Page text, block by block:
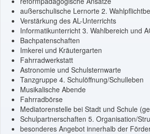
außerschulische Lernorte 2.
Verstärkung des AL-Unterrichts
Informatikunterricht 3. Wahlbereich und
Bachpatenschaften
Imkerei und Kräutergarten
Fahrradwerkstatt
Astronomie und Schulsternwarte
Tanzgruppe 4. Schulöffnung/Schulleben
Musikalische Abende
Fahrradbörse
Mediatorenstelle bei Stadt und Schule
Schulpartnerschaften 5. Organisation/
besonderes Angebot innerhalb der